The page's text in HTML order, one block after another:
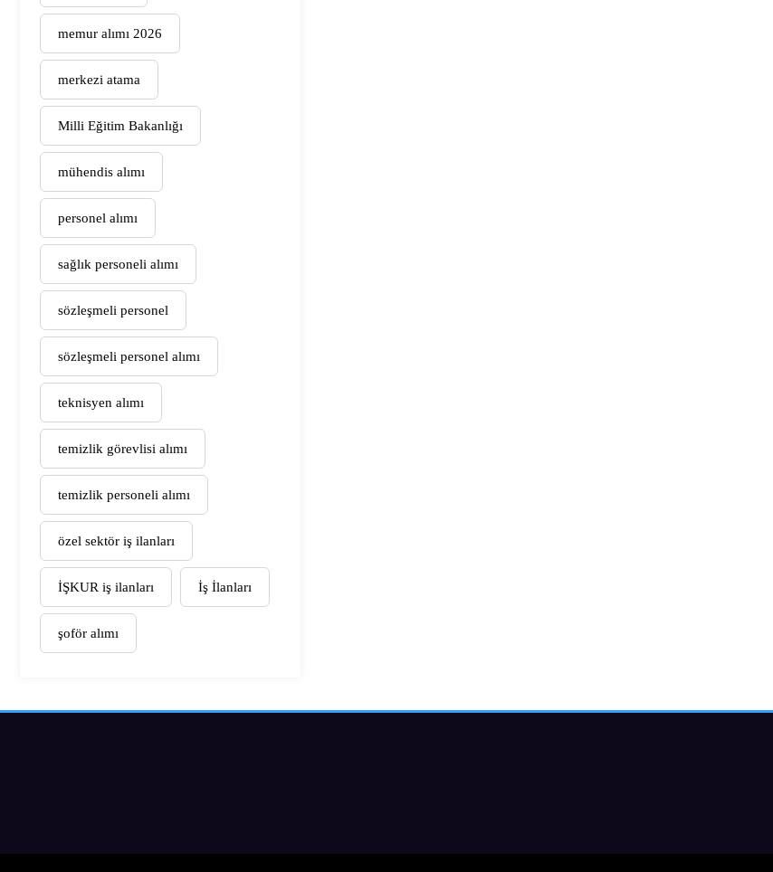
memur alımı 2026
merkezi atama
Milli Eğitim Bakanlığı
mühendis alımı
personel alımı
sağlık personeli alımı
sözleşmeli personel
sözleşmeli personel alımı
teknisyen alımı
temizlik görevlisi alımı
temizlik personeli alımı
özel sektör iş ilanları
İŞKUR iş ilanları İş İlanları
şoför alımı